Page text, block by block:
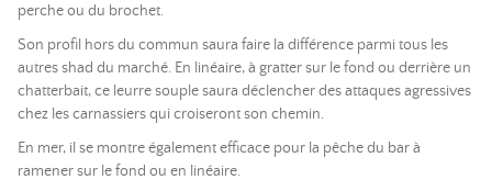
perche ou du brochet.
Son profil hors du commun saura faire la différence parmi tous les
autres shad du marché. En linéaire, à gratter sur le fond ou derrière un
chatterbait, ce leurre souple saura déclencher des attaques agressives
chez les carnassiers qui croiseront son chemin.
En mer, il se montre également efficace pour la pêche du bar à
ramener sur le fond ou en linéaire.